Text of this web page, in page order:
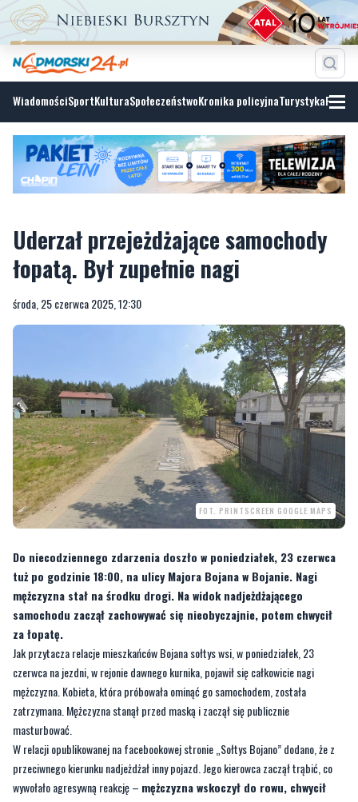
WiadomościSportKulturaSpołeczeństwoKronika policyjnaTurystyka
Uderzał przejeżdżające samochody
środa, 25 czerwca 2025, 12:30
FOT. PRINTSCREEN GOOGLE MAPS
Do niecodziennego zdarzenia doszło w poniedziałek, 23 czerwca
tuż po godzinie 18:00, na ulicy Majora Bojana w Bojanie. Nagi
samochodu zaczął zachowywać się nieobyczajnie, potem chwycił
za łopatę.
Jak przytacza relacje mieszkańców Bojana sołtys wsi, w poniedziałek, 23
czerwca na jezdni, w rejonie dawnego kurnika, pojawił się całkowicie nagi
mężczyzna. Kobieta, która próbowała ominąć go samochodem, została
zatrzymana. Mężczyzna stanął przed maską i zaczął się publicznie
masturbować.
W relacji opublikowanej na facebookowej stronie „Sołtys Bojano” dodano, że z
przeciwnego kierunku nadjeżdżał inny pojazd. Jego kierowca zaczął trąbić, co
wywołało agresywną reakcję –
leżącą tam łopatę i próbował nią uderzać w przejeżdżające
samochody.
????Wczoraj, późnym wieczorem otrzymałam takie zgłoszenie również od